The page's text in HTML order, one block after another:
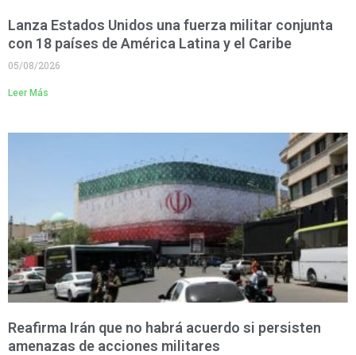
Lanza Estados Unidos una fuerza militar conjunta
con 18 países de América Latina y el Caribe
05/08/2026
Leer Más
Reafirma Irán que no habrá acuerdo si persisten
amenazas de acciones militares